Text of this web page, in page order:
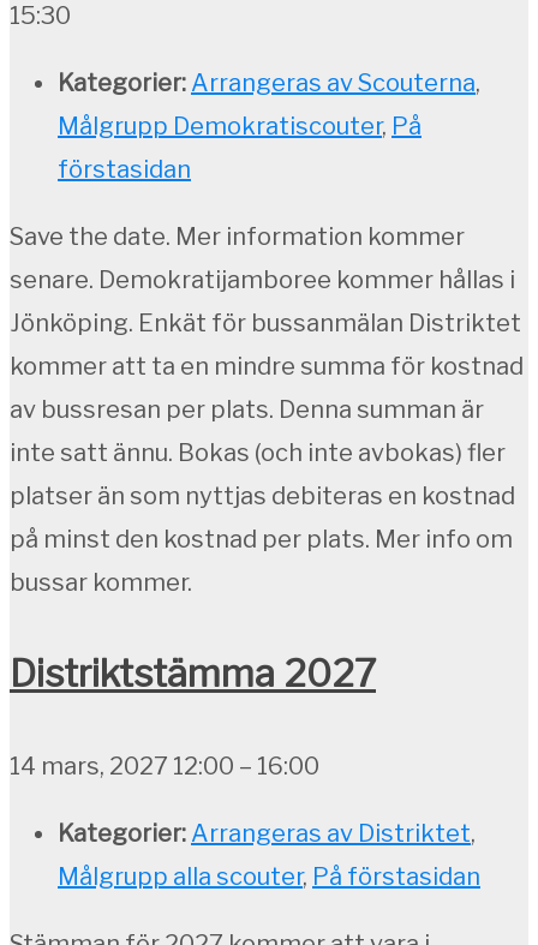
15:30
Kategorier: Arrangeras av Scouterna,
Målgrupp Demokratiscouter, På
förstasidan
Save the date. Mer information kommer
senare. Demokratijamboree kommer hållas i
Jönköping. Enkät för bussanmälan Distriktet
kommer att ta en mindre summa för kostnad
av bussresan per plats. Denna summan är
inte satt ännu. Bokas (och inte avbokas) fler
platser än som nyttjas debiteras en kostnad
på minst den kostnad per plats. Mer info om
bussar kommer.
Distriktstämma 2027
14 mars, 2027 12:00 – 16:00
Kategorier: Arrangeras av Distriktet,
Målgrupp alla scouter, På förstasidan